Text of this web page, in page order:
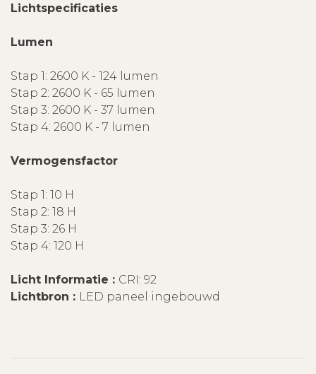
Lichtspecificaties
Lumen
Stap 1: 2600 K - 124 lumen
Stap 2: 2600 K - 65 lumen
Stap 3: 2600 K - 37 lumen
Stap 4: 2600 K - 7 lumen
Vermogensfactor
Stap 1: 10 H
Stap 2: 18 H
Stap 3: 26 H
Stap 4: 120 H
Licht Informatie : CRI: 92
Lichtbron : LED paneel ingebouwd